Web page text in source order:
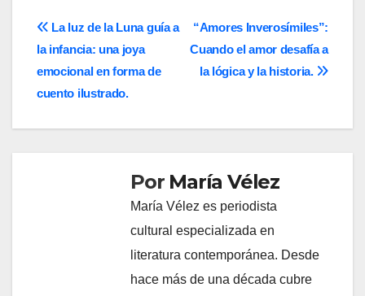
Navegación
de
entradas
“Amores Inverosímiles”:
Cuando el amor desafía a
la lógica y la historia.
La luz de la Luna guía a
la infancia: una joya
emocional en forma de
cuento ilustrado.
Por María Vélez
María Vélez es periodista
cultural especializada en
literatura contemporánea. Desde
hace más de una década cubre